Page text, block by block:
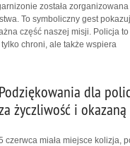
została
To symboliczny gest
część naszej misji. Policja
chroni, ale także wspiera
Podziękowania dla
życzliwość i
czerwca miała miejsce kolizja,